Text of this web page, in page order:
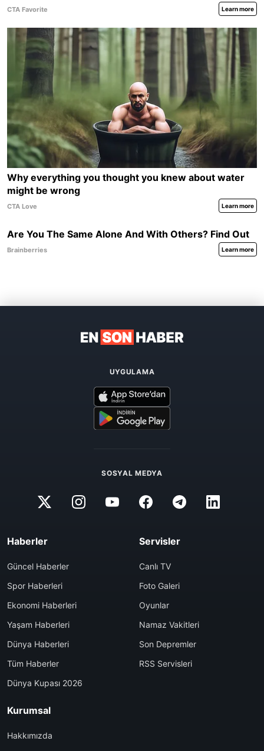
UYGULAMA
SOSYAL MEDYA
Haberler
Güncel Haberler
Spor Haberleri
Ekonomi Haberleri
Yaşam Haberleri
Dünya Haberleri
Tüm Haberler
Dünya Kupası 2026
Servisler
Canlı TV
Foto Galeri
Oyunlar
Namaz Vakitleri
Son Depremler
RSS Servisleri
Kurumsal
Hakkımızda